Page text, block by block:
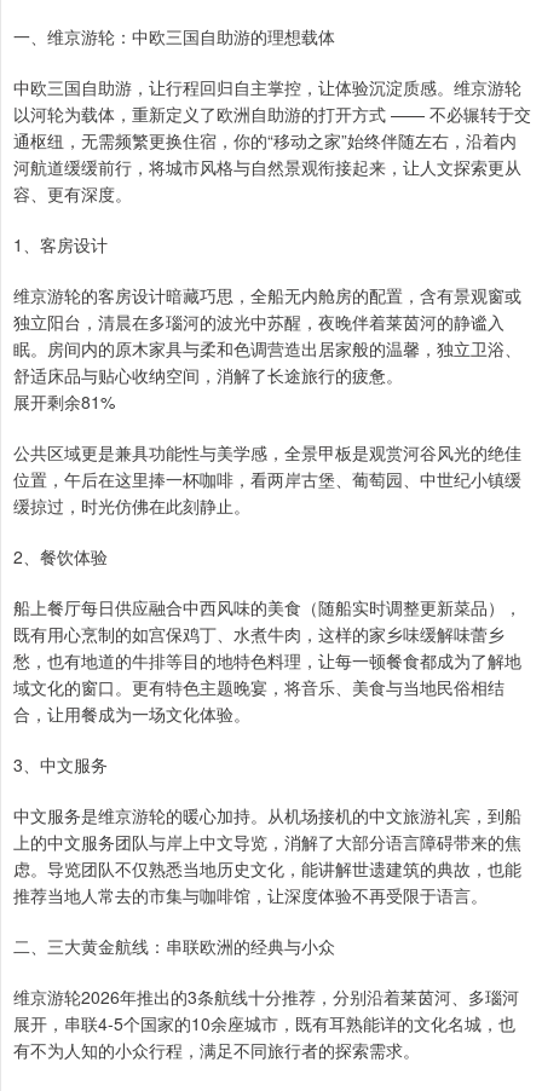
一、维京游轮：中欧三国自助游的理想载体
中欧三国自助游，让行程回归自主掌控，让体验沉淀质感。维京游轮
以河轮为载体，重新定义了欧洲自助游的打开方式 —— 不必辗转于交
通枢纽，无需频繁更换住宿，你的“移动之家”始终伴随左右，沿着内
河航道缓缓前行，将城市风格与自然景观衔接起来，让人文探索更从
容、更有深度。
1、客房设计
维京游轮的客房设计暗藏巧思，全船无内舱房的配置，含有景观窗或
独立阳台，清晨在多瑙河的波光中苏醒，夜晚伴着莱茵河的静谧入
眠。房间内的原木家具与柔和色调营造出居家般的温馨，独立卫浴、
舒适床品与贴心收纳空间，消解了长途旅行的疲惫。
展开剩余81%
公共区域更是兼具功能性与美学感，全景甲板是观赏河谷风光的绝佳
位置，午后在这里捧一杯咖啡，看两岸古堡、葡萄园、中世纪小镇缓
缓掠过，时光仿佛在此刻静止。
2、餐饮体验
船上餐厅每日供应融合中西风味的美食（随船实时调整更新菜品），
既有用心烹制的如宫保鸡丁、水煮牛肉，这样的家乡味缓解味蕾乡
愁，也有地道的牛排等目的地特色料理，让每一顿餐食都成为了解地
域文化的窗口。更有特色主题晚宴，将音乐、美食与当地民俗相结
合，让用餐成为一场文化体验。
3、中文服务
中文服务是维京游轮的暖心加持。从机场接机的中文旅游礼宾，到船
上的中文服务团队与岸上中文导览，消解了大部分语言障碍带来的焦
虑。导览团队不仅熟悉当地历史文化，能讲解世遗建筑的典故，也能
推荐当地人常去的市集与咖啡馆，让深度体验不再受限于语言。
二、三大黄金航线：串联欧洲的经典与小众
维京游轮2026年推出的3条航线十分推荐，分别沿着莱茵河、多瑙河
展开，串联4-5个国家的10余座城市，既有耳熟能详的文化名城，也
有不为人知的小众行程，满足不同旅行者的探索需求。